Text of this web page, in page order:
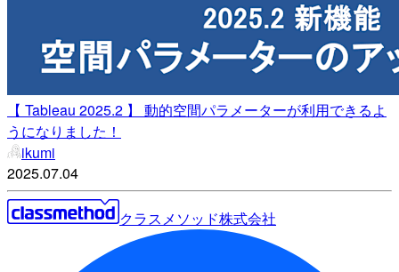
【 Tableau 2025.2 】 動的空間パラメーターが利用できるよ
うになりました！
ikumi
2025.07.04
クラスメソッド株式会社